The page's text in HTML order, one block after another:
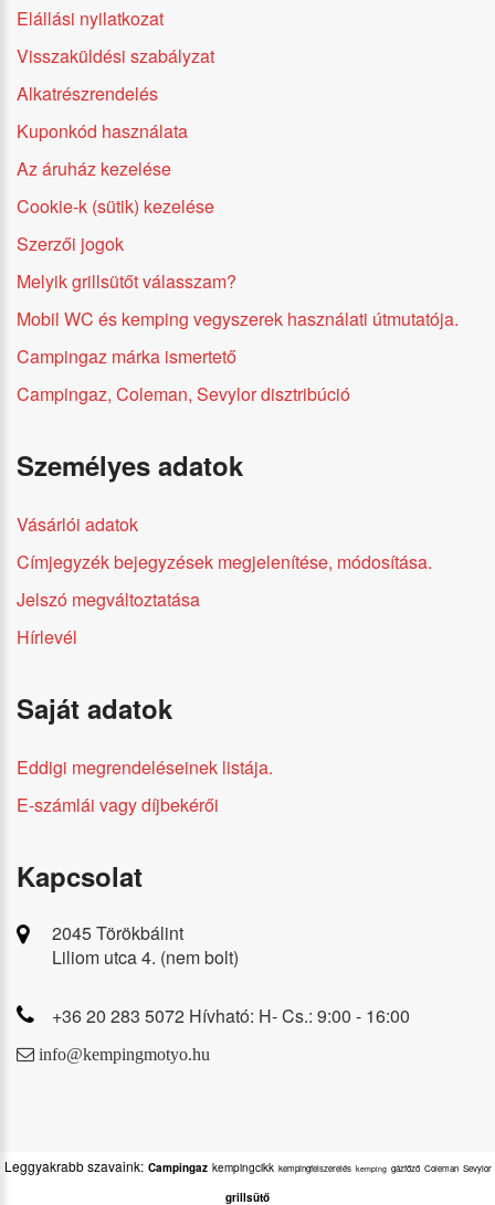
Elállási nyilatkozat
Visszaküldési szabályzat
Alkatrészrendelés
Kuponkód használata
Az áruház kezelése
Cookie-k (sütik) kezelése
Szerzői jogok
Melyik grillsütőt válasszam?
Mobil WC és kemping vegyszerek használati útmutatója.
Campingaz márka ismertető
Campingaz, Coleman, Sevylor disztribúció
Személyes adatok
Vásárlói adatok
Címjegyzék bejegyzések megjelenítése, módosítása.
Jelszó megváltoztatása
Hírlevél
Saját adatok
Eddigi megrendeléseinek listája.
E-számlái vagy díjbekérői
Kapcsolat
2045 Törökbálint
Liliom utca 4. (nem bolt)
+36 20 283 5072 Hívható: H- Cs.: 9:00 - 16:00
info@kempingmotyo.hu
Leggyakrabb szavaink: Campingaz kempingcikk kempingfelszerelés kemping gázfőző Coleman Sevylor
grillsütő